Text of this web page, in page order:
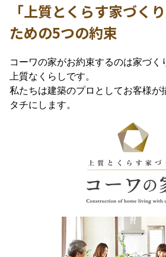
「上質とくらす家づく
ための5つの約束
コーワの家がお約束するのは家づく
上質なくらしです。
私たちは建築のプロとしてお客様が
タチにします。